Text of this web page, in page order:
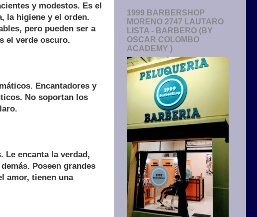
y modestos. Es el
la higiene y el orden.
pero pueden ser a
el verde oscuro.
Encantadores y
No soportan los
Le encanta la verdad,
Poseen grandes
amor, tienen una
1999 BARBERSHOP
MORENO 2747 LAUTARO
LISTA - BARBERO (BY
OSCAR COLOMBO
ACADEMY )